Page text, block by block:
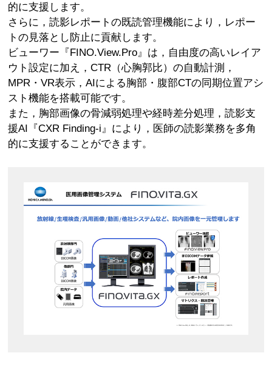
的に支援します。
さらに，読影レポートの既読管理機能により，レポー
トの見落とし防止に貢献します。
ビューワー『FINO.View.Pro』は，自由度の高いレイア
ウト設定に加え，CTR（心胸郭比）の自動計測，
MPR・VR表示，AIによる胸部・腹部CTの同期位置アシ
スト機能を搭載可能です。
また，胸部画像の骨減弱処理や経時差分処理，読影支
援AI『CXR Finding‑i』により，医師の読影業務を多角
的に支援することができます。